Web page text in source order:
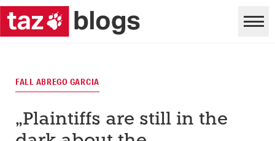
FALL ABREGO GARCIA
„Plaintiffs are still in the